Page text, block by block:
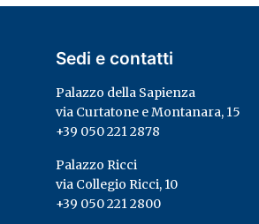
Sedi e contatti
Palazzo della Sapienza
via Curtatone e Montanara, 15
+39 050 221 2878
Palazzo Ricci
via Collegio Ricci, 10
+39 050 221 2800